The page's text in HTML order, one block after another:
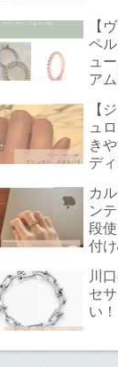
【
ペ
ュ
ア
て。
【
ュ
き
デ
カ
ン
段
付け
川
セ
い！